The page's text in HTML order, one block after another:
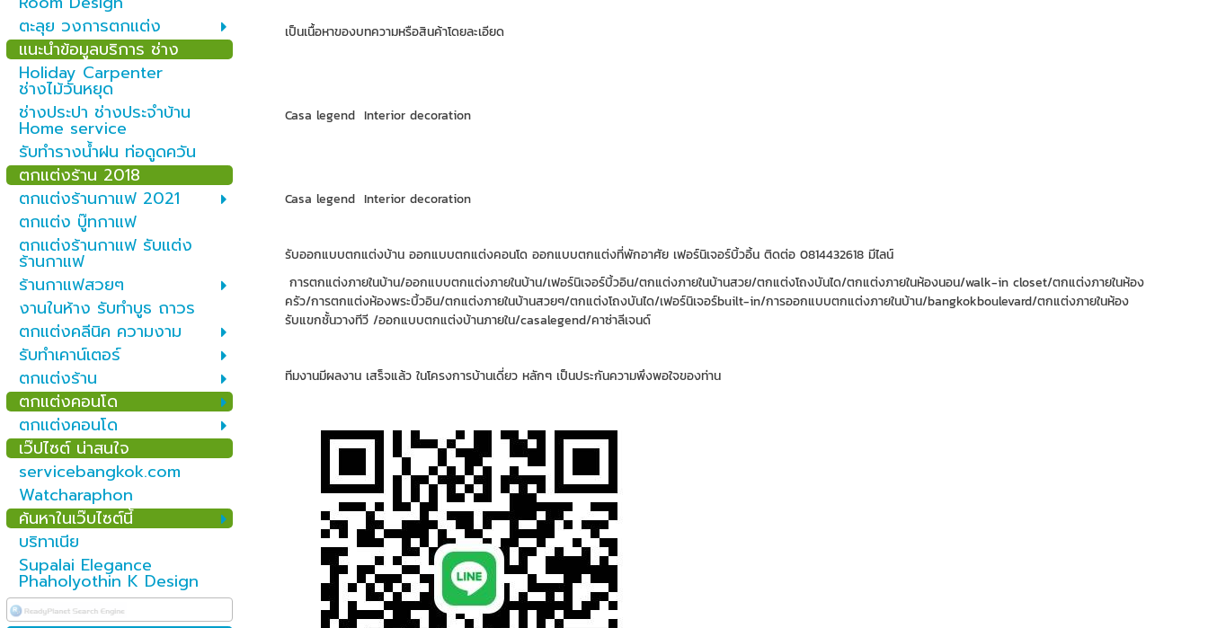
ตะลุย วงการตกแต่ง
แนะนำข้อมูลบริการ ช่าง
Holiday Carpenter
ช่างไม้วันหยุด
ช่างประปา ช่างประจำบ้าน
Home service
รับทำรางน้ำฝน ท่อดูดควัน
ตกแต่งร้าน 2018
ตกแต่งร้านกาแฟ 2021
ตกแต่ง บู๊ทกาแฟ
ตกแต่งร้านกาแฟ รับแต่ง
ร้านกาแฟ
ร้านกาแฟสวยๆ
งานในห้าง รับทำบูธ ถาวร
ตกแต่งคลีนิค ความงาม
รับทำเคาน์เตอร์
ตกแต่งร้าน
ตกแต่งคอนโด
ตกแต่งคอนโด
เว๊ปไซต์ น่าสนใจ
servicebangkok.com
Watcharaphon
ค้นหาในเว๊บไซต์นี้
บริทาเนีย
Supalai Elegance
Phaholyothin K Design
เป็นเนื้อหาของบทความหรือสินค้าโดยละเอียด
Casa legend Interior decoration
Casa legend Interior decoration
รับออกแบบตกแต่งบ้าน ออกแบบตกแต่งคอนโด ออกแบบตกแต่งที่พักอาศัย เฟอร์นิเจอร์บิ้วอิ้น ติดต่อ 0814432618 มีไลน์
การตกแต่งภายในบ้าน/ออกแบบตกแต่งภายในบ้าน/เฟอร์นิเจอร์บิ้วอิน/ตกแต่งภายในบ้านสวย/ตกแต่งโถงบันได/ตกแต่งภายในห้องนอน/walk-in closet/ตกแต่งภายในห้อง
ครัว/การตกแต่งห้องพระบิ้วอิน/ตกแต่งภายในบ้านสวยๆ/ตกแต่งโถงบันได/เฟอร์นิเจอร์built-in/การออกแบบตกแต่งภายในบ้าน/bangkokboulevard/ตกแต่งภายในห้อง
รับแขกชั้นวางทีวี /ออกแบบตกแต่งบ้านภายใน/casalegend/คาซ่าลีเจนด์
ทีมงานมีผลงาน เสร็จแล้ว ในโครงการบ้านเดี่ยว หลักๆ เป็นประกันความพึงพอใจของท่าน